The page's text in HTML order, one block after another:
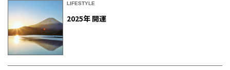
LIFESTYLE
2025年 開運